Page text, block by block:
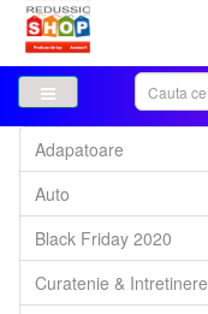
Adapatoare
Auto
Black Friday 2020
Curatenie & Intretinere